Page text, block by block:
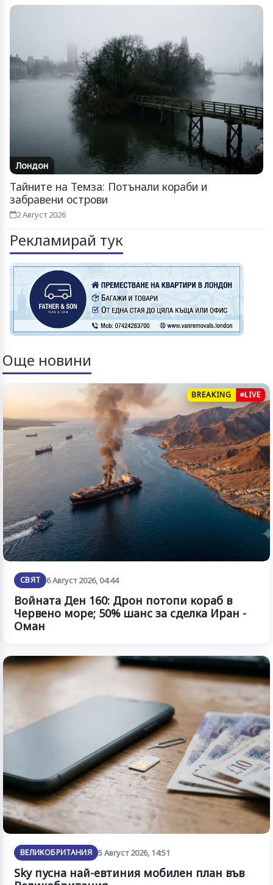
Лондон
Тайните на Темза: Потънали кораби и
забравени острови
2 Август 2026
Рекламирай тук
Още новини
BREAKING LIVE
СВЯТ 6 Август 2026, 04:44
Войната Ден 160: Дрон потопи кораб в
Червено море; 50% шанс за сделка Иран -
Оман
ВЕЛИКОБРИТАНИЯ 5 Август 2026, 14:51
Sky пусна най-евтиния мобилен план във